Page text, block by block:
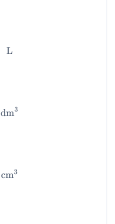
\mathrm{L}
L
\mathrm{dm}^3
dm3
\mathrm{cm}^3
cm3